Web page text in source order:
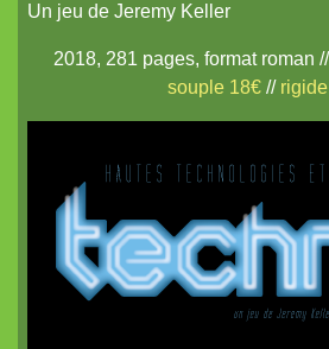
Mordiou !
Terra X
nanoChrome²
Des plans sur la tomette
La Lune et Douze Lotus
Un jeu de Jeremy Keller
2018, 281 pages, format roman //
souple 18€ //